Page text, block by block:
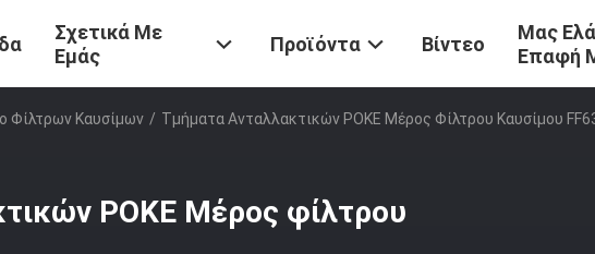
Σχετικά Με
Εμάς
Προϊόντα Βίντεο
Μας
Επαφή
Φίλτρων Καυσίμων / Τμήματα Ανταλλακτικών POKE Μέρος Φίλτρου Καυσίμου
POKE Μέρος φίλτρου